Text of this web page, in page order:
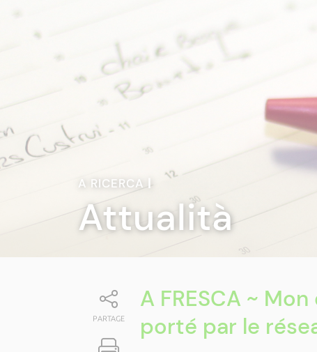
A RICERCA|
Attualità
PARTAGE
A FRESCA ~
porté par le